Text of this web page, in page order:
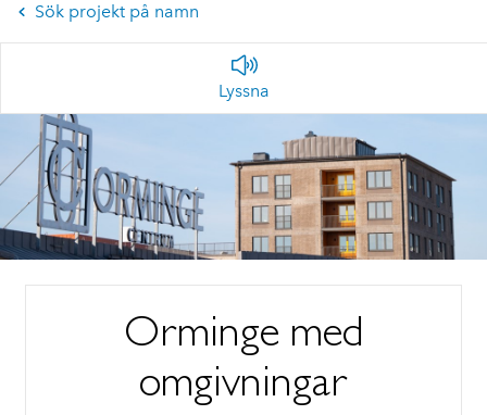
Sök projekt på namn
Lyssna
Orminge med
omgivningar